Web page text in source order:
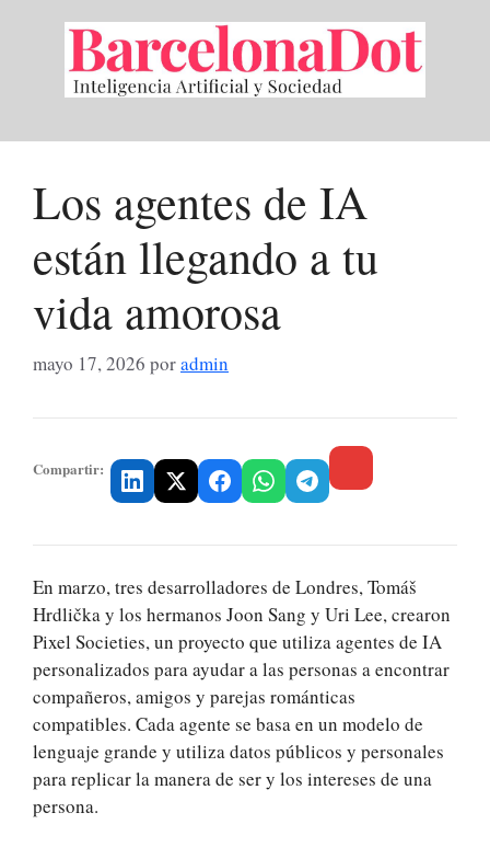
contenido
Los agentes de IA
están llegando a tu
vida amorosa
mayo 17, 2026 poradmin
Compartir:
En marzo, tres desarrolladores de Londres, Tomáš
Hrdlička y los hermanos Joon Sang y Uri Lee, crearon
Pixel Societies, un proyecto que utiliza agentes de IA
personalizados para ayudar a las personas a encontrar
compañeros, amigos y parejas románticas
compatibles. Cada agente se basa en un modelo de
lenguaje grande y utiliza datos públicos y personales
para replicar la manera de ser y los intereses de una
persona.